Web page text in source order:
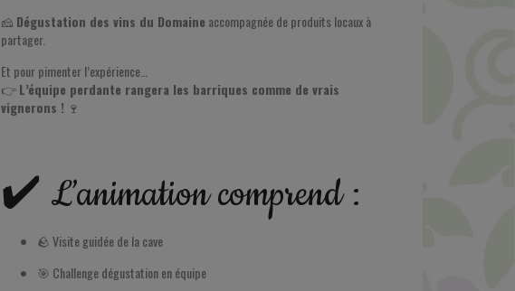
🧀 Dégustation des vins du Domaine accompagnée de produits locaux à
partager.
Et pour pimenter l’expérience…
👉L’équipe perdante rangera les barriques comme de vrais
vignerons ! 🍷
✔️ L’animation comprend :
🪨 Visite guidée de la cave
🎯 Challenge dégustation en équipe